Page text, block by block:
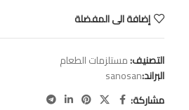
إضافة الى المفضلة
التصنيف:مستلزمات الطعام
البراند:sanosan
مشاركة: